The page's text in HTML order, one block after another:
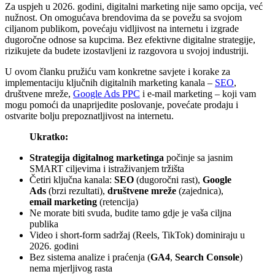
Za uspjeh u 2026. godini, digitalni marketing nije samo opcija, već
nužnost. On omogućava brendovima da se povežu sa svojom
ciljanom publikom, povećaju vidljivost na internetu i izgrade
dugoročne odnose sa kupcima. Bez efektivne digitalne strategije,
rizikujete da budete izostavljeni iz razgovora u svojoj industriji.
U ovom članku pružiću vam konkretne savjete i korake za
implementaciju ključnih digitalnih marketing kanala – SEO,
društvene mreže, Google Ads PPC i e-mail marketing – koji vam
mogu pomoći da unaprijedite poslovanje, povećate prodaju i
ostvarite bolju prepoznatljivost na internetu.
Ukratko:
Strategija digitalnog marketinga počinje sa jasnim
SMART ciljevima i istraživanjem tržišta
Četiri ključna kanala: SEO (dugoročni rast), Google
Ads (brzi rezultati), društvene mreže (zajednica),
email marketing (retencija)
Ne morate biti svuda, budite tamo gdje je vaša ciljna
publika
Video i short-form sadržaj (Reels, TikTok) dominiraju u
2026. godini
Bez sistema analize i praćenja (GA4, Search Console)
nema mjerljivog rasta